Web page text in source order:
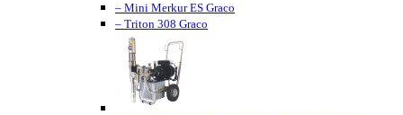
– Mini Merkur ES Graco
– Triton 308 Graco